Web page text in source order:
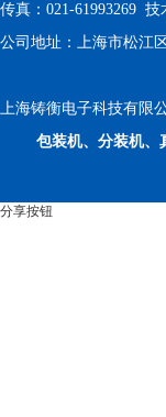
传真：021-61993269 技
公司地址：上海市松江
上海铸衡电子科技有限
包装机、分装机、
分享按钮